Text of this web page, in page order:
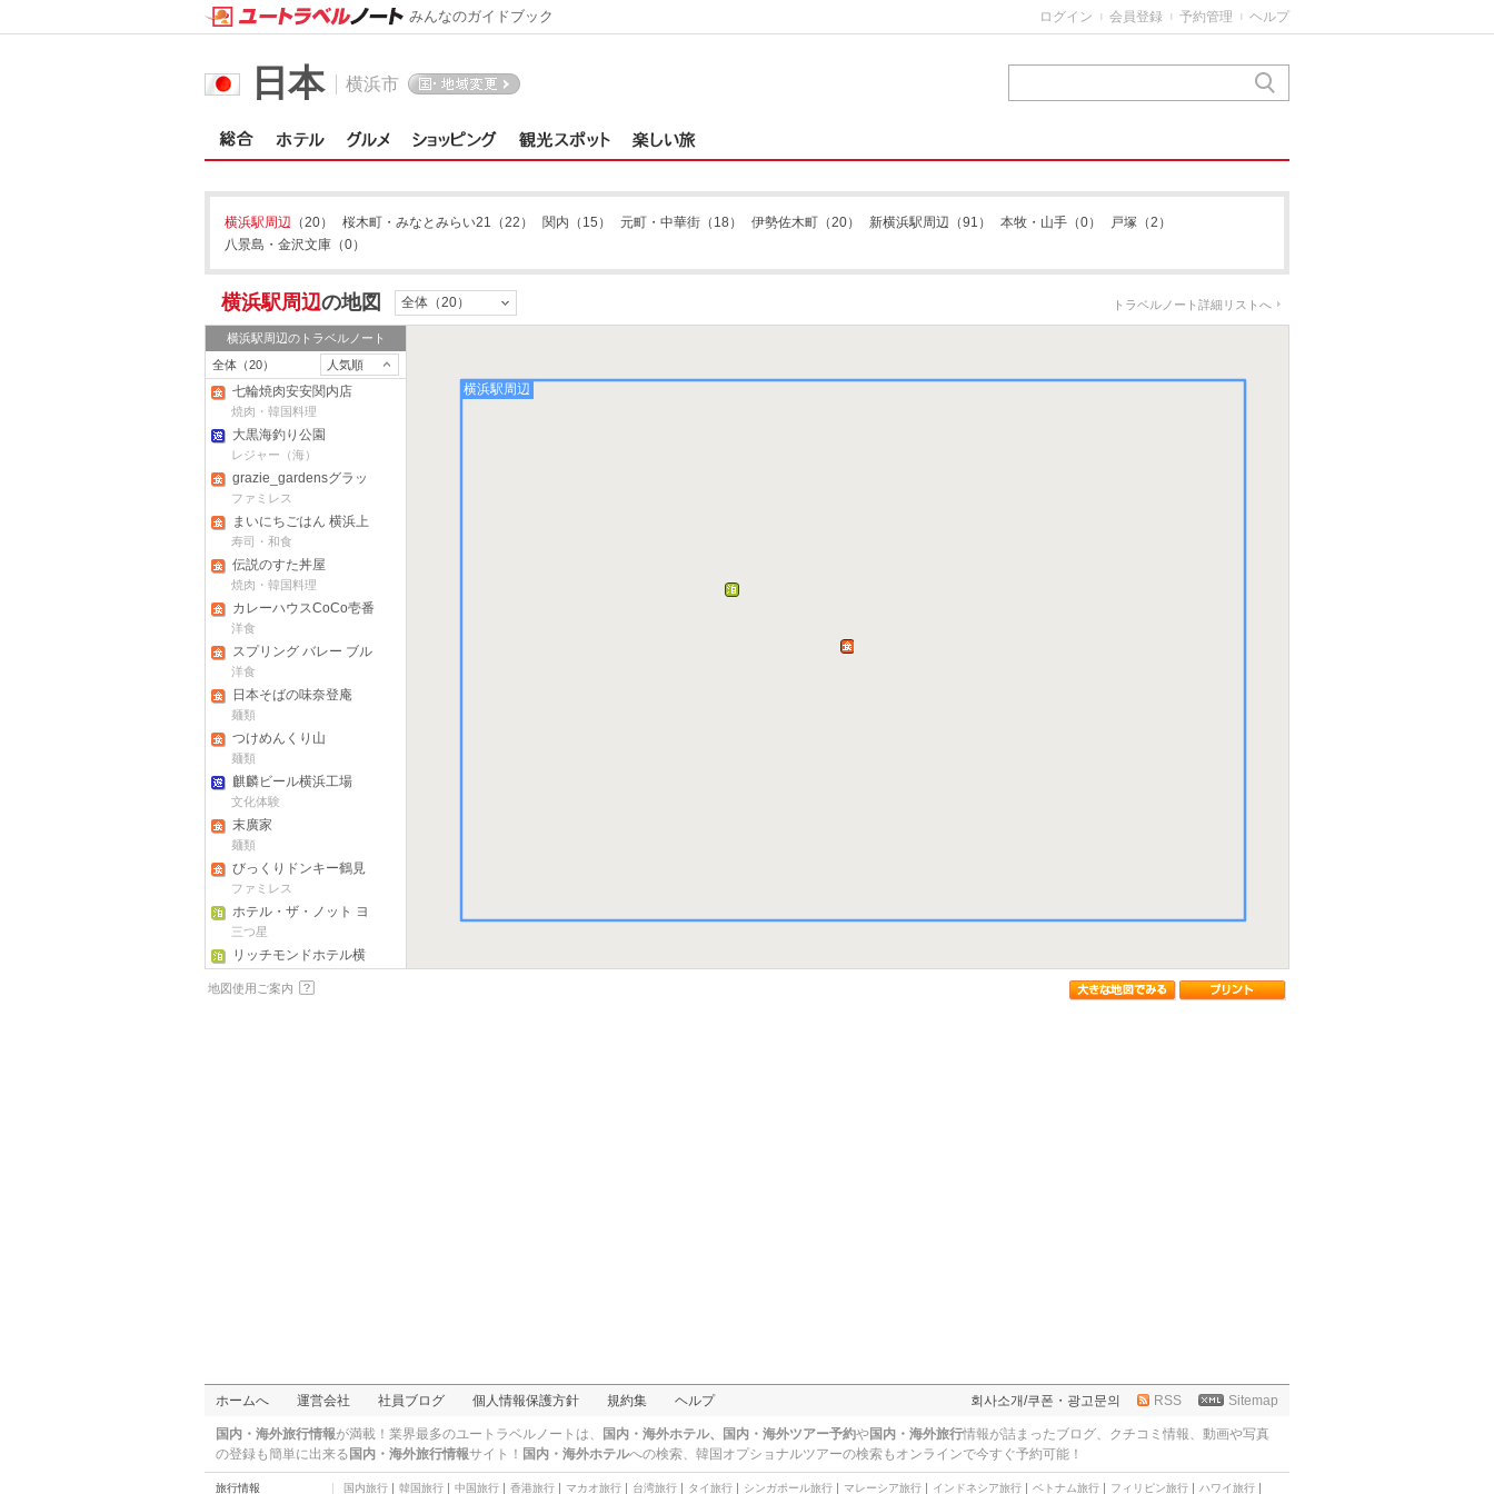
日本 横浜市
横浜駅周辺 （20） 桜木町・みなとみらい21 （22） 関内 （15） 元町・中華街 （18） 伊勢佐木町 （20） 新横浜駅周辺 （91） 本牧・山手 （0） 戸塚 （2）
八景島・金沢文庫 （0）
横浜駅周辺の地図 全体（20） トラベルノート詳細リストへ
横浜駅周辺のトラベルノート
全体（20）
人気順
七輪焼肉安安関内店
焼肉・韓国料理
大黒海釣り公園
レジャー（海）
grazie_gardensグラッ
チェガーデンズ 三ツ沢
店
ファミレス
まいにちごはん 横浜上
白根店
寿司・和食
伝説のすた丼屋
焼肉・韓国料理
カレーハウスCoCo壱番
屋 センター南駅前店
洋食
スプリング バレー ブル
ワリー ヨコハマ
洋食
日本そばの味奈登庵
麺類
つけめんくり山
麺類
麒麟ビール横浜工場
文化体験
末廣家
麺類
びっくりドンキー鶴見
店
ファミレス
ホテル・ザ・ノット ヨ
コハマ
三つ星
リッチモンドホテル横
浜駅前
横浜ベイシェラトン＆
横浜駅周辺
地図使用ご案内
みんなのガイドブック ログイン 会員登録 予約管理 ヘルプ
ホームへ 運営会社 社員ブログ 個人情報保護方針 規約集 ヘルプ 회사소개/쿠폰・광고문의 RSS Sitemap
国内・海外旅行情報が満載！業界最多のユートラベルノートは、 国内・海外ホテル、国内・海外ツアー予約や国内・海外旅行情報が詰まったブログ、クチコミ情報、動画や写真
の登録も簡単に出来る 国内・海外旅行情報サイト！ 国内・海外ホテルへの検索、 韓国オプショナルツアーの検索もオンラインで今すぐ予約可能！
旅行情報 国内旅行 韓国旅行 中国旅行 香港旅行 マカオ旅行 台湾旅行 タイ旅行 シンガポール旅行 マレーシア旅行 インドネシア旅行 ベトナム旅行 フィリピン旅行 ハワイ旅行